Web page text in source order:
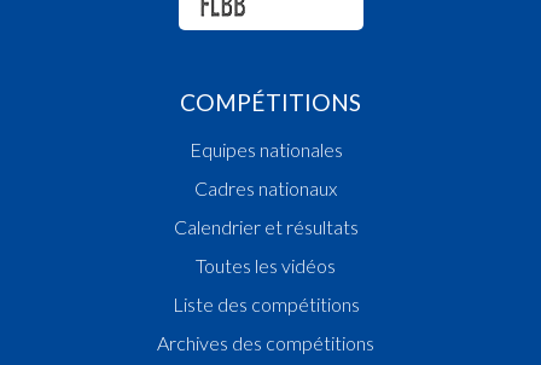
COMPÉTITIONS
Equipes nationales
Cadres nationaux
Calendrier et résultats
Toutes les vidéos
Liste des compétitions
Archives des compétitions